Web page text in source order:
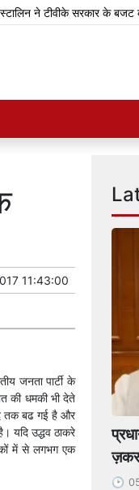
ने टीवीके सरकार के बजट को 'बड़ा
11:43:00
जनता पार्टी के
की धमकी भी देते
तक बढ गई है और
यदि उद्धव ठाकरे
में से लगभग एक